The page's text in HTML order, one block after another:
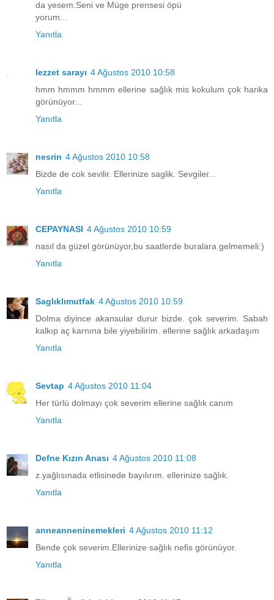
da yesem.Seni ve Müge prensesi öpü
yorum...
Yanıtla
lezzet sarayı 4 Ağustos 2010 10:58
hmm hmmm hmmm ellerine sağlık mis kokulum çok harika
görünüyor...
Yanıtla
nesrin 4 Ağustos 2010 10:58
Bizde de cok sevilir. Ellerinize saglik. Sevgiler...
Yanıtla
CEPAYNASI 4 Ağustos 2010 10:59
nasıl da güzel görünüyor,bu saatlerde buralara gelmemeli:)
Yanıtla
Saglıklımutfak 4 Ağustos 2010 10:59
Dolma diyince akansular durur bizde. çok severim. Sabah
kalkıp aç karnına bile yiyebilirim. ellerine sağlık arkadaşım
Yanıtla
Sevtap 4 Ağustos 2010 11:04
Her türlü dolmayı çok severim ellerine sağlık canım
Yanıtla
Defne Kızın Anası 4 Ağustos 2010 11:08
z.yağlısınada etlisinede bayılırım. ellerinize sağlık.
Yanıtla
anneanneninemekleri 4 Ağustos 2010 11:12
Bende çok severim.Ellerinize sağlık nefis görünüyor.
Yanıtla